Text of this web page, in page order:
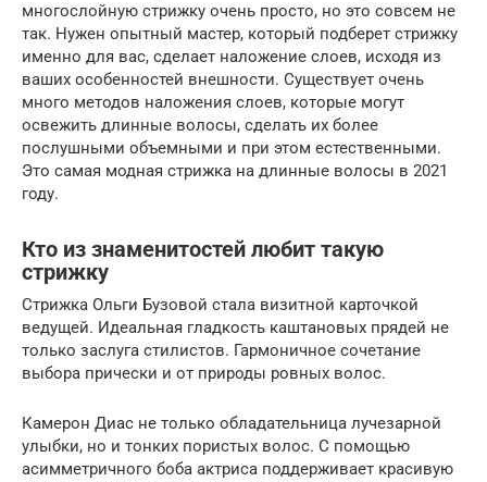
многослойную стрижку очень просто, но это совсем не
так. Нужен опытный мастер, который подберет стрижку
именно для вас, сделает наложение слоев, исходя из
ваших особенностей внешности. Существует очень
много методов наложения слоев, которые могут
освежить длинные волосы, сделать их более
послушными объемными и при этом естественными.
Это самая модная стрижка на длинные волосы в 2021
году.
Кто из знаменитостей любит такую
стрижку
Стрижка Ольги Бузовой стала визитной карточкой
ведущей. Идеальная гладкость каштановых прядей не
только заслуга стилистов. Гармоничное сочетание
выбора прически и от природы ровных волос.
Камерон Диас не только обладательница лучезарной
улыбки, но и тонких пористых волос. С помощью
асимметричного боба актриса поддерживает красивую